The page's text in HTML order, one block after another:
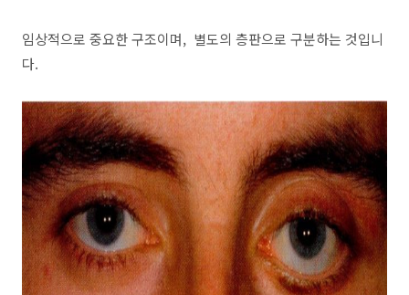
임상적으로 중요한 구조이며, 별도의 층판으로 구분하는 것입니
다.